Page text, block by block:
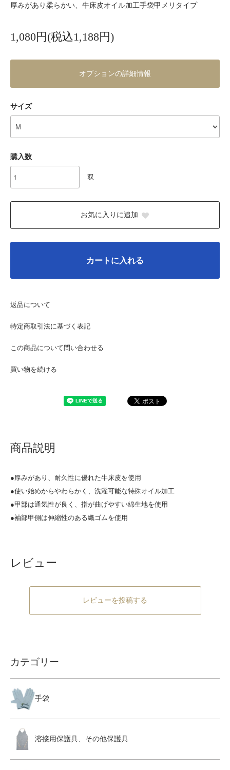
厚みがあり柔らかい、牛床皮オイル加工手袋甲メリタイプ
1,080円(税込1,188円)
オプションの詳細情報
サイズ
購入数
双
お気に入りに追加
カートに入れる
返品について
特定商取引法に基づく表記
この商品について問い合わせる
買い物を続ける
商品説明
●厚みがあり、耐久性に優れた牛床皮を使用
●使い始めからやわらかく、洗濯可能な特殊オイル加工
●甲部は通気性が良く、指が曲げやすい綿生地を使用
●袖部甲側は伸縮性のある織ゴムを使用
レビュー
レビューを投稿する
カテゴリー
手袋
溶接用保護具、その他保護具